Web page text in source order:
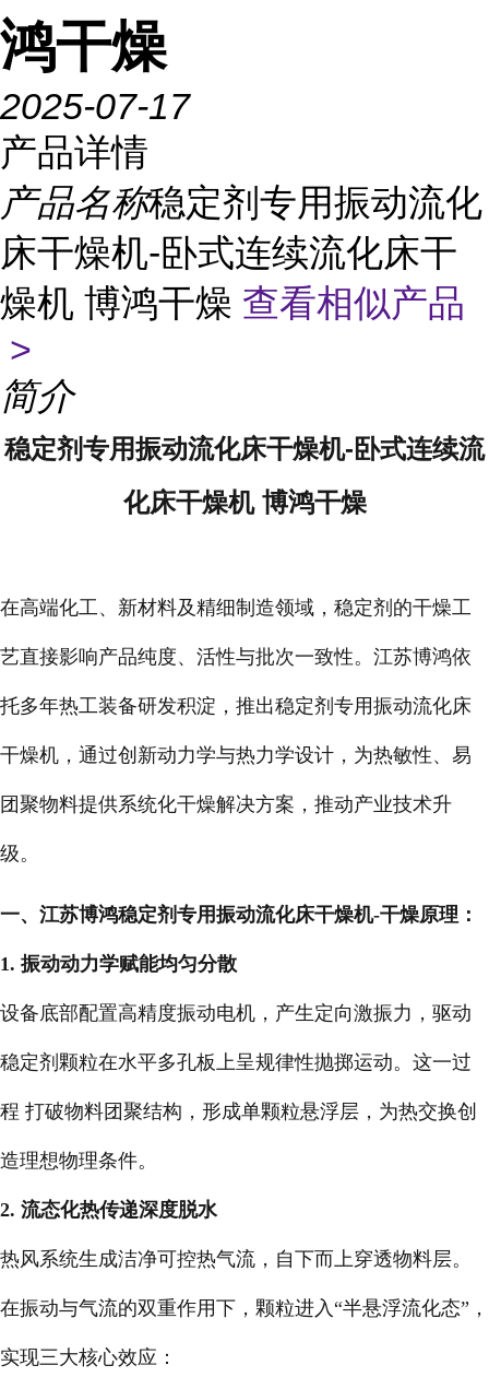
鸿干燥
2025-07-17
产品详情
产品名称稳定剂专用振动流化
床干燥机-卧式连续流化床干
燥机 博鸿干燥 查看相似产品
>
简介
稳定剂专用振动流化床干燥机-卧式连续流
化床干燥机 博鸿干燥
在高端化工、新材料及精细制造领域，稳定剂的干燥工
艺直接影响产品纯度、活性与批次一致性。江苏博鸿依
托多年热工装备研发积淀，推出稳定剂专用振动流化床
干燥机，通过创新动力学与热力学设计，为热敏性、易
团聚物料提供系统化干燥解决方案，推动产业技术升
级。
一、江苏博鸿稳定剂专用振动流化床干燥机-干燥原理：
1. 振动动力学赋能均匀分散
设备底部配置高精度振动电机，产生定向激振力，驱动
稳定剂颗粒在水平多孔板上呈规律性抛掷运动。这一过
程 打破物料团聚结构，形成单颗粒悬浮层，为热交换创
造理想物理条件。
2. 流态化热传递深度脱水
热风系统生成洁净可控热气流，自下而上穿透物料层。
在振动与气流的双重作用下，颗粒进入“半悬浮流化态”，
实现三大核心效应：